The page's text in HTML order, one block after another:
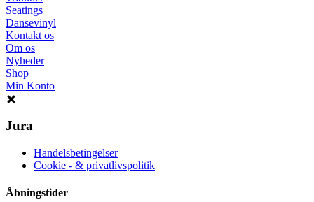
Seatings
Dansevinyl
Kontakt os
Om os
Nyheder
Shop
Min Konto
Jura
Handelsbetingelser
Cookie - & privatlivspolitik
Åbningstider